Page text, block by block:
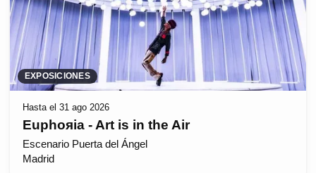
EXPOSICIONES
Hasta el 31 ago 2026
Euphoяia - Art is in the Air
Escenario Puerta del Ángel
Madrid